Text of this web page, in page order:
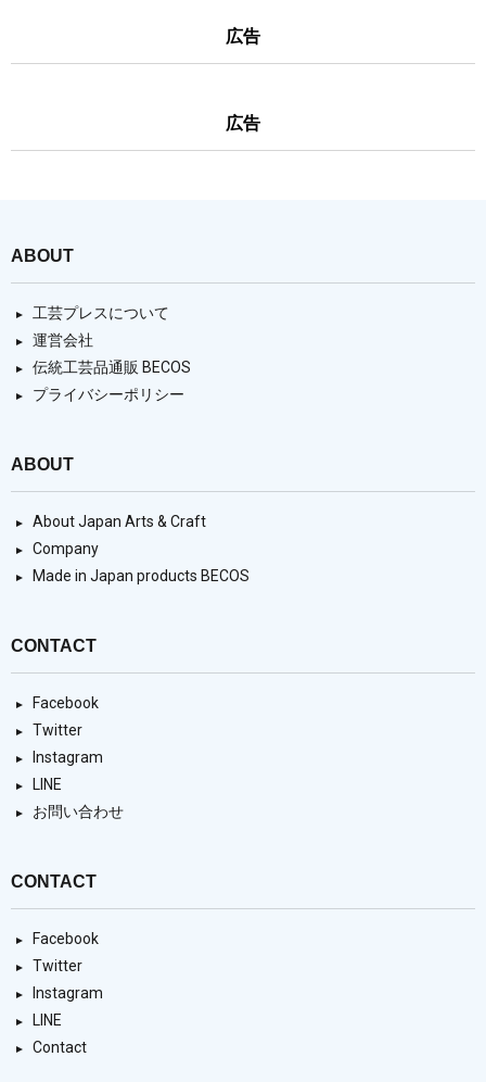
広告
広告
ABOUT
工芸プレスについて
運営会社
伝統工芸品通販 BECOS
プライバシーポリシー
ABOUT
About Japan Arts & Craft
Company
Made in Japan products BECOS
CONTACT
Facebook
Twitter
Instagram
LINE
お問い合わせ
CONTACT
Facebook
Twitter
Instagram
LINE
Contact